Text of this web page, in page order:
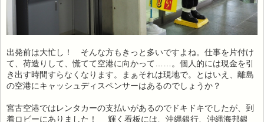
出発前は大忙し！ そんな方もきっと多いですよね。仕事を片付け
て、荷造りして、慌てて空港に向かって……。個人的には現金を引
き出す時間すらなくなります。まぁそれは現地で。とはいえ、離島
の空港にキャッシュディスペンサーはあるのでしょうか？
宮古空港ではレンタカーの支払いがあるのでドキドキでしたが、到
着ロビーにありました！ 輝く看板には、沖縄銀行、沖縄海邦銀